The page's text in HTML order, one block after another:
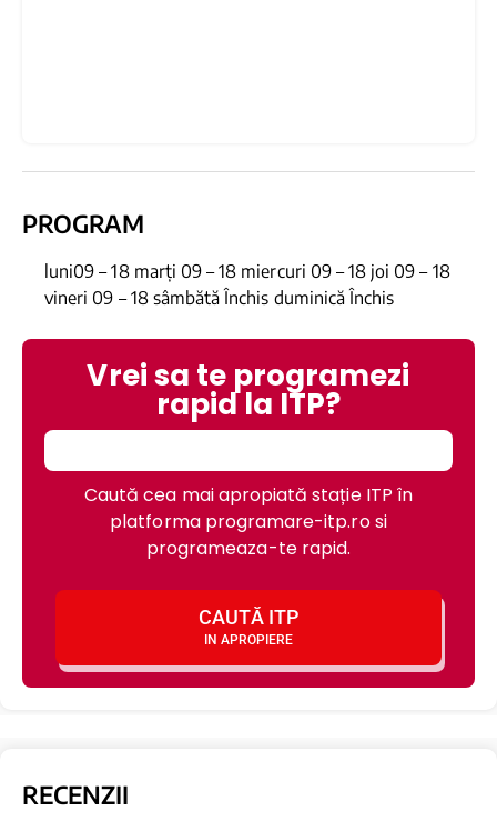
PROGRAM
luni09 – 18 marți 09 – 18 miercuri 09 – 18 joi 09 – 18
vineri 09 – 18 sâmbătă Închis duminică Închis
Vrei sa te programezi
rapid la ITP?
Caută cea mai apropiată stație ITP în
platforma programare-itp.ro si
programeaza-te rapid.
CAUTĂ ITP
IN APROPIERE
RECENZII